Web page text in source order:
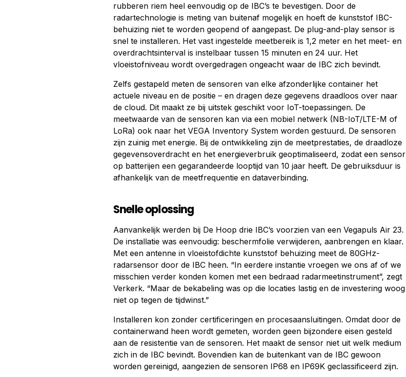
rubberen riem heel eenvoudig op de IBC’s te bevestigen. Door de
radartechnologie is meting van buitenaf mogelijk en hoeft de kunststof IBC-
behuizing niet te worden geopend of aangepast. De plug-and-play sensor is
snel te installeren. Het vast ingestelde meetbereik is 1,2 meter en het meet- en
overdrachtsinterval is instelbaar tussen 15 minuten en 24 uur. Het
vloeistofniveau wordt overgedragen ongeacht waar de IBC zich bevindt.
Zelfs gestapeld meten de sensoren van elke afzonderlijke container het
actuele niveau en de positie – en dragen deze gegevens draadloos over naar
de cloud. Dit maakt ze bij uitstek geschikt voor IoT-toepassingen. De
meetwaarde van de sensoren kan via een mobiel netwerk (NB-IoT/LTE-M of
LoRa) ook naar het VEGA Inventory System worden gestuurd. De sensoren
zijn zuinig met energie. Bij de ontwikkeling zijn de meetprestaties, de draadloze
gegevensoverdracht en het energieverbruik geoptimaliseerd, zodat een sensor
op batterijen een gegarandeerde looptijd van 10 jaar heeft. De gebruiksduur is
afhankelijk van de meetfrequentie en dataverbinding.
Snelle oplossing
Aanvankelijk werden bij De Hoop drie IBC’s voorzien van een Vegapuls Air 23.
De installatie was eenvoudig: beschermfolie verwijderen, aanbrengen en klaar.
Met een antenne in vloeistofdichte kunststof behuizing meet de 80GHz-
radarsensor door de IBC heen. “In eerdere instantie vroegen we ons af of we
misschien verder konden komen met een bedraad radarmeetinstrument”, zegt
Verkerk. “Maar de bekabeling was op die locaties lastig en de investering woog
niet op tegen de tijdwinst.”
Installeren kon zonder certificeringen en proces­aansluitingen. Omdat door de
containerwand heen wordt gemeten, worden geen bijzondere eisen gesteld
aan de resistentie van de sensoren. Het maakt de sensor niet uit welk medium
zich in de IBC bevindt. Bovendien kan de buitenkant van de IBC gewoon
worden gereinigd, aangezien de sensoren IP68 en IP69K geclassificeerd zijn.